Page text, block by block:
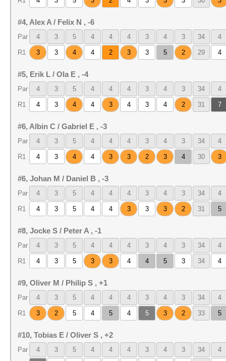
#4, Alex A / Felix N , -6
Par 4 3 5 4 4 4 3 4 3 34 4
R1 3 3 4 4 2 3 3 5 2 29 4
#5, Erik L / Ola E , -4
Par 4 3 5 4 4 4 3 4 3 34 4
R1 4 3 4 4 3 4 3 4 2 31 7
#6, Albin C / Gabriel E , -3
Par 4 3 5 4 4 4 3 4 3 34 4
R1 4 3 4 4 3 3 2 3 4 30 3
#6, Johan M / Daniel B , -3
Par 4 3 5 4 4 4 3 4 3 34 4
R1 4 3 5 4 4 3 3 3 2 31 5
#8, Jocke S / Peter A , -1
Par 4 3 5 4 4 4 3 4 3 34 4
R1 4 3 5 3 3 4 4 5 3 34 4
#9, Oliver M / Philip S , +1
Par 4 3 5 4 4 4 3 4 3 34 4
R1 3 2 5 4 5 4 5 3 2 33 5
#10, Tobias E / Oliver S , +2
Par 4 3 5 4 4 4 3 4 3 34 4